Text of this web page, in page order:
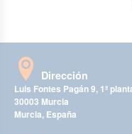
Dirección
Luis Fontes Pagán 9, 1ª
30003 Murcia
Murcia, España